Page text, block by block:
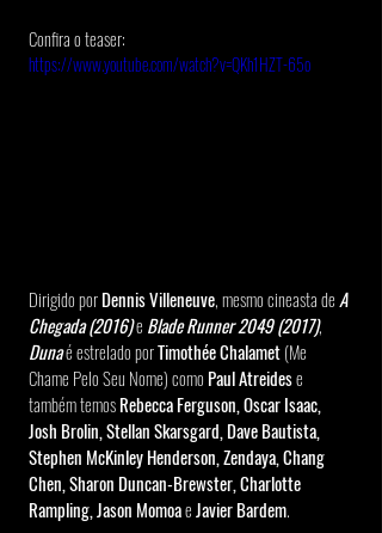
Confira o teaser:
https://www.youtube.com/watch?v=QKh1HZT-65o
Dirigido por Dennis Villeneuve, mesmo cineasta de A
Chegada (2016) e Blade Runner 2049 (2017),
Duna é estrelado por Timothée Chalamet (Me
Chame Pelo Seu Nome) como Paul Atreides e
também temos Rebecca Ferguson, Oscar Isaac,
Josh Brolin, Stellan Skarsgard, Dave Bautista,
Stephen McKinley Henderson, Zendaya, Chang
Chen, Sharon Duncan-Brewster, Charlotte
Rampling, Jason Momoa e Javier Bardem.